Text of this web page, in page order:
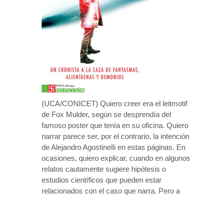
(UCA/CONICET) Quiero creer era el leitmotif
de Fox Mulder, según se desprendía del
famoso poster que tenía en su oficina. Quiero
narrar parece ser, por el contrario, la intención
de Alejandro Agostinelli en estas páginas. En
ocasiones, quiero explicar, cuando en algunos
relatos cautamente sugiere hipótesis o
estudios científicos que pueden estar
relacionados con el caso que narra. Pero a